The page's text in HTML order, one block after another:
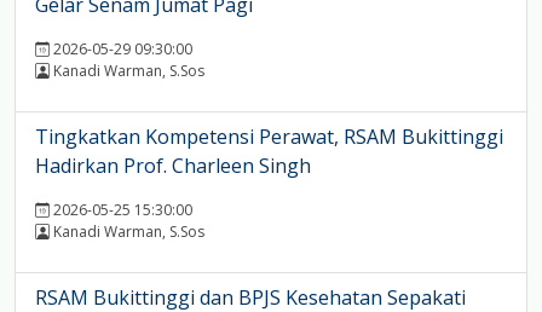
2026-05-29 09:30:00
Kanadi Warman, S.Sos
Tingkatkan Kompetensi Perawat, RSAM Bukittinggi
Hadirkan Prof. Charleen Singh
2026-05-25 15:30:00
Kanadi Warman, S.Sos
RSAM Bukittinggi dan BPJS Kesehatan Sepakati